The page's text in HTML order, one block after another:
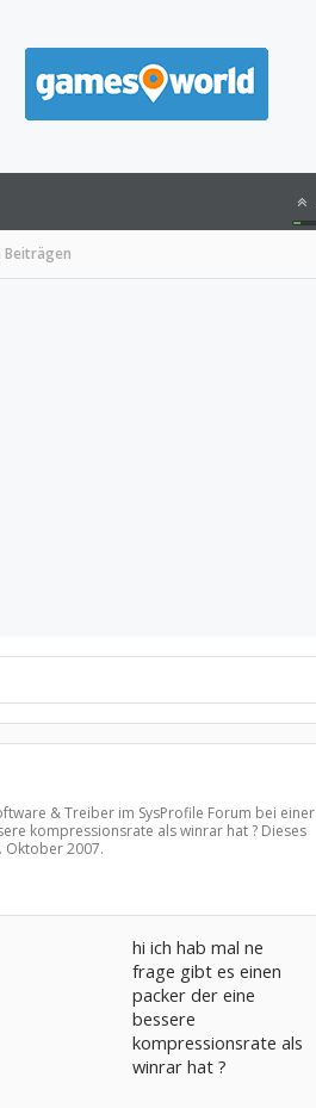
Beiträgen
& Treiberim SysProfile Forum bei einer
kompressionsrate als winrar hat ? Dieses
Oktober 2007.
hi ich hab mal ne
frage gibt es einen
packer der eine
bessere
kompressionsrate als
winrar hat ?